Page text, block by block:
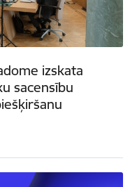
izskata
sacensību